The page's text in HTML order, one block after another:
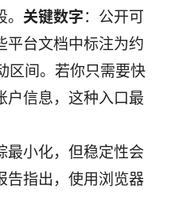
关键数字：公开可
平台文档中标注为约
区间。若你只需要快
户信息，这种入口最
最小化，但稳定性会
告指出，使用浏览器